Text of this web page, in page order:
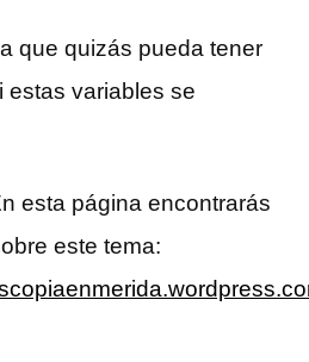
que quizás pueda tener
estas variables se
esta página encontrarás
este tema: